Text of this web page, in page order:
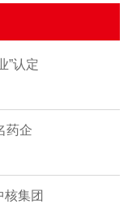
”认定
药企
集团